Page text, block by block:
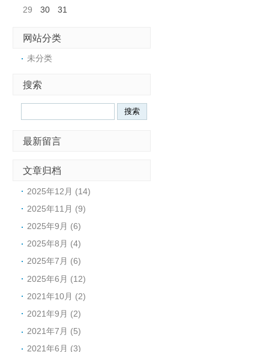
29
30 31
网站分类
未分类
搜索
最新留言
文章归档
2025年12月 (14)
2025年11月 (9)
2025年9月 (6)
2025年8月 (4)
2025年7月 (6)
2025年6月 (12)
2021年10月 (2)
2021年9月 (2)
2021年7月 (5)
2021年6月 (3)